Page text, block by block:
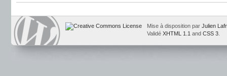
Mise à disposition par Julien
Validé XHTML 1.1 and CSS 3